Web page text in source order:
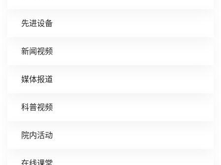
先进设备
新闻视频
媒体报道
科普视频
院内活动
在线课堂